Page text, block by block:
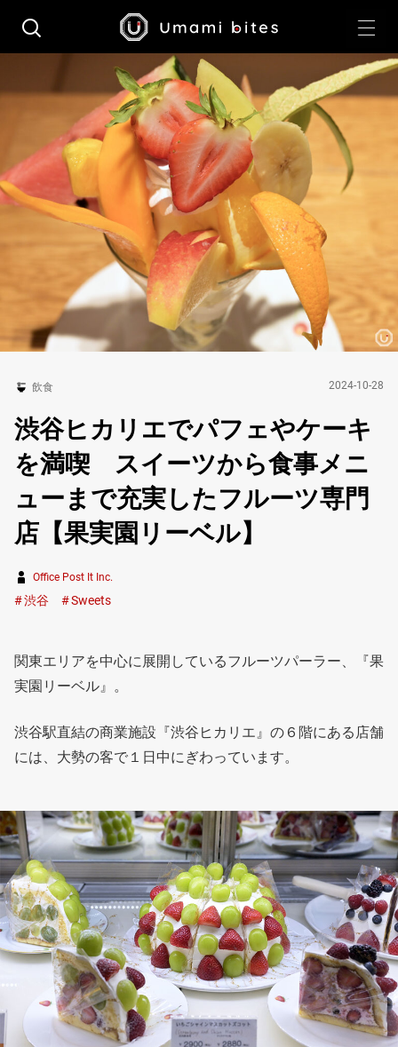
飲食 2024-10-28
渋谷ヒカリエでパフェやケーキ
を満喫 スイーツから食事メニ
ューまで充実したフルーツ専門
店【果実園リーベル】
Office Post It Inc.
渋谷 Sweets
関東エリアを中心に展開しているフルーツパーラー、『果
実園リーベル』。
渋谷駅直結の商業施設『渋谷ヒカリエ』の６階にある店舗
には、大勢の客で１日中にぎわっています。